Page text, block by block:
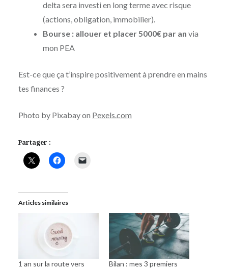
delta sera investi en long terme avec risque
(actions, obligation, immobilier).
Bourse : allouer et placer 5000€ par an via
mon PEA
Est-ce que ça t’inspire positivement à prendre en mains
tes finances ?
Photo by Pixabay on Pexels.com
Partager :
Articles similaires
1 an sur la route vers
Bilan : mes 3 premiers